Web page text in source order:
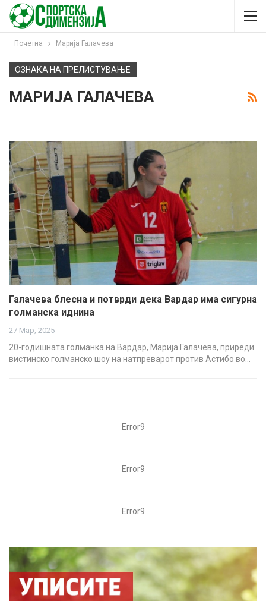
Почетна Марија Галачева
ОЗНАКА НА ПРЕЛИСТУВАЊЕ
МАРИЈА ГАЛАЧЕВА
Галачева блесна и потврди дека Вардар има сигурна
голманска иднина
27 Мар, 2025
20-годишната голманка на Вардар, Марија Галачева, приреди
вистинско голманско шоу на натпреварот против Астибо во…
Error9
Error9
Error9